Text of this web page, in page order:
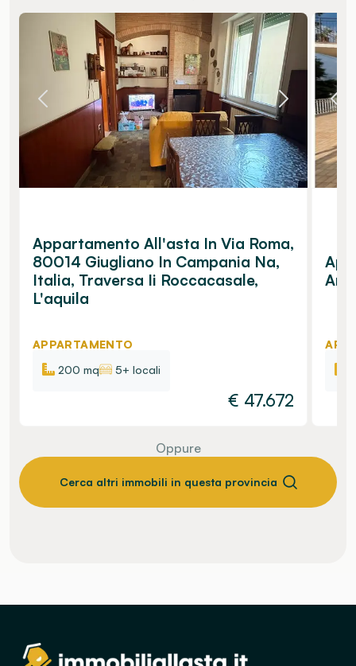
Appartamento All'asta In Via Roma,
80014 Giugliano In Campania Na,
Italia, Traversa Ii Roccacasale,
L'aquila
APPARTAMENTO
200 mq
5+ locali
€ 47.672
Oppure
Cerca altri immobili in questa provincia